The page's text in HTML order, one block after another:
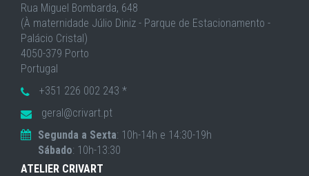
Rua Miguel Bombarda, 648
(À maternidade Júlio Diniz - Parque de Estacionamento -
Palácio Cristal)
4050-379 Porto
Portugal
+351 226 002 243 *
geral@crivart.pt
Segunda a Sexta: 10h-14h e 14:30-19h
Sábado: 10h-13:30
ATELIER CRIVART